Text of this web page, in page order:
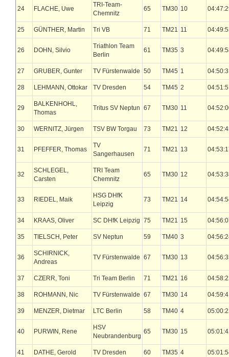
24 FLACHE, Uwe
TRI-Team-
Chemnitz
65 TM30 10
25 GÜNTHER, Martin Tri VB 71 TM21 11
26 DOHN, Silvio
Triathlon Team
Berlin
61 TM35 3
27 GRUBER, Gunter TV Fürstenwalde 50 TM45 1
28 LEHMANN, Ottokar TV Dresden 54 TM45 2
29
BALKENHOHL,
Thomas
Tritus SV Neptun 67 TM30 11
30 WERNITZ, Jürgen TSV BW Torgau 73 TM21 12
31 PFEFFER, Thomas
TV
Sangerhausen
71 TM21 13
32
SCHLEGEL,
Carsten
TRI Team
Chemnitz
65 TM30 12
33 RIEDEL, Maik
HSG DHfK
Leipzig
73 TM21 14
34 KRAAS, Oliver SC DHfK Leipzig 75 TM21 15
35 TIELSCH, Peter SV Neptun 59 TM40 3
36
SCHIRNICK,
Andreas
TV Fürstenwalde 67 TM30 13
37 CZERR, Toni Tri Team Berlin 71 TM21 16
38 ROHMANN, Nic TV Fürstenwalde 67 TM30 14
39 MENZER, Dietmar LTC Berlin 58 TM40 4
40 PURWIN, Rene
HSV
Neubrandenburg
65 TM30 15
41 DATHE, Gerold TV Dresden 60 TM35 4